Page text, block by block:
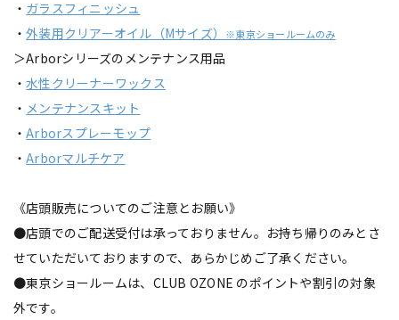
・ ガラスフィニッシュ
・外装用クリアーオイル（Mサイズ） ※東京ショールームのみ
＞Arborシリーズのメンテナンス用品
・水性クリーナーワックス
・ メンテナンスキット
・Arborスプレーモップ
・Arborマルチケア
《店頭販売についてのご注意とお願い》
●店頭でのご配送受付は承っておりません。お持ち帰りのみとさ
せていただいておりますので、あらかじめご了承ください。
●東京ショールームは、CLUB OZONE のポイントや割引の対象
外です。